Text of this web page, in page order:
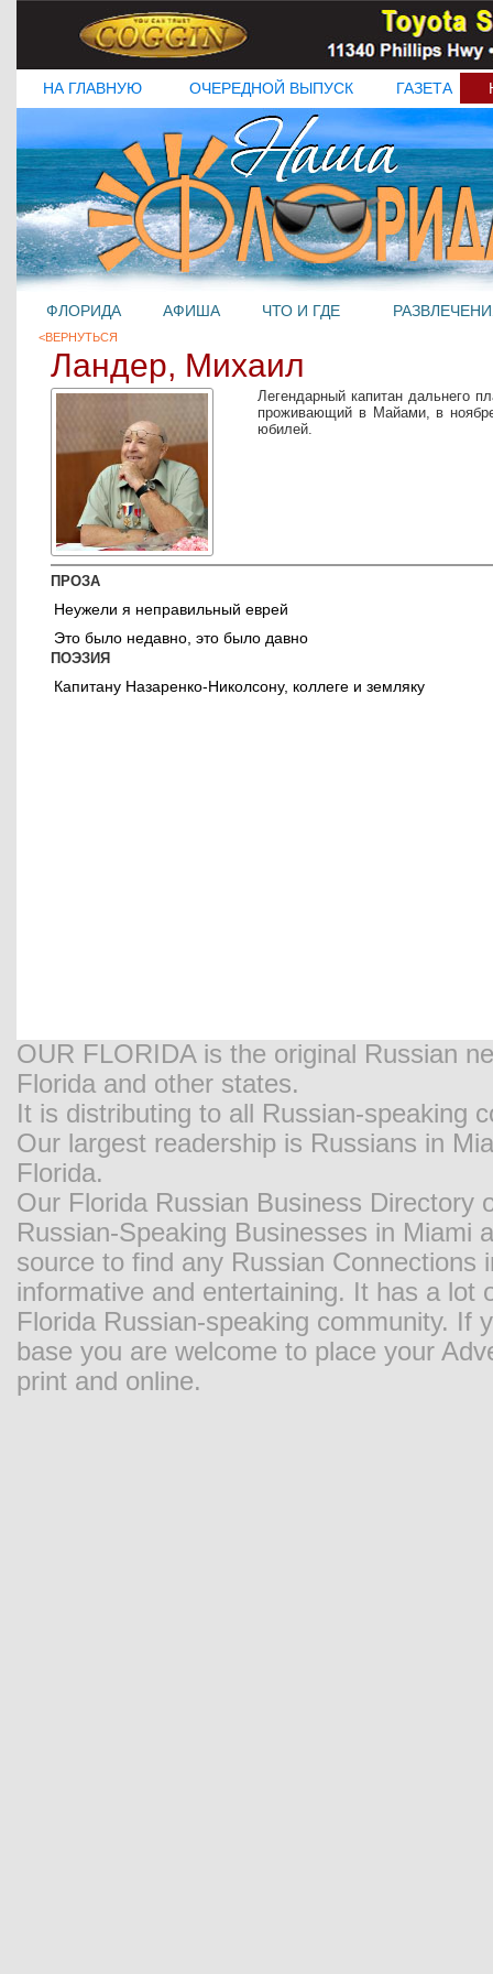
НА ГЛАВНУЮ ОЧЕРЕДНОЙ ВЫПУСК ГАЗЕТА
ФЛОРИДА АФИША ЧТО И ГДЕ
<ВЕРНУТЬСЯ
Ландер, Михаил
Легендарный капитан дальнего
проживающий в Майами, в
юбилей.
ПРОЗА
Неужели я неправильный еврей
Это было недавно, это было давно
ПОЭЗИЯ
Капитану Назаренко-Николсону, коллеге и земляку
OUR FLORIDA is the original Russian
Florida and other states.
It is distributing to all Russian-speaking
Our largest readership is Russians in
Florida.
Our Florida Russian Business Directory
Russian-Speaking Businesses in Miami
source to find any Russian
informative and entertaining. It has a
Florida Russian-speaking community. If
base you are welcome to place your
print and online.